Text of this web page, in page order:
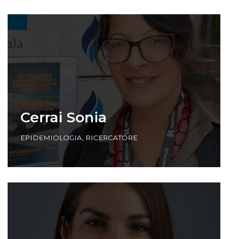
Cerrai Sonia
EPIDEMIOLOGIA, RICERCATORE